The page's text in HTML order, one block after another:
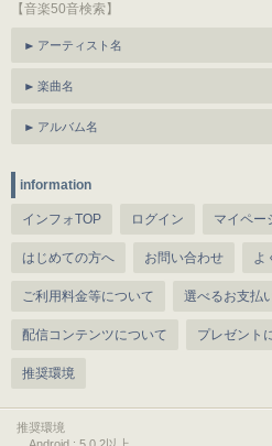
【音楽50音検索】
アーティスト名
楽曲名
アルバム名
information
インフォTOP ログイン マイペー
はじめての方へ お問い合わせ よ
ご利用料金等について 選べるお支払
配信コンテンツについて プレゼント
推奨環境
推奨環境